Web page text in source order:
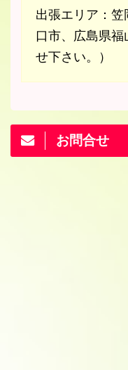
出張エリア：
口市、広島県
せ下さい。）
お問合せ